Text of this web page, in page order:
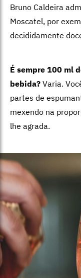
Bruno Caldeira
Moscatel, por
decididamente
É sempre 100 ml
bebida? Varia.
partes de
mexendo na
lhe agrada.